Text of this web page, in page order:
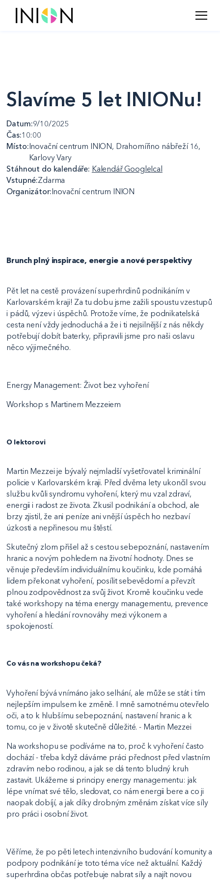
Slavíme 5 let INIONu!
Datum:9/10/2025
Čas:10:00
Místo:Inovační centrum INION, Drahomířino nábřeží 16,
Karlovy Vary
Stáhnout do kalendáře: Kalendář GoogleIcal
Vstupné:Zdarma
Organizátor:Inovační centrum INION
Brunch plný inspirace, energie a nové perspektivy
Pět let na cestě provázení superhrdinů podnikáním v
Karlovarském kraji! Za tu dobu jsme zažili spoustu vzestupů
i pádů, výzev i úspěchů. Protože víme, že podnikatelská
cesta není vždy jednoduchá a že i ti nejsilnější z nás někdy
potřebují dobít baterky, připravili jsme pro naši oslavu
něco výjimečného.
Energy Management: Život bez vyhoření
Workshop s Martinem Mezzeiem
O lektorovi
Martin Mezzei je bývalý nejmladší vyšetřovatel kriminální
policie v Karlovarském kraji. Před dvěma lety ukončil svou
službu kvůli syndromu vyhoření, který mu vzal zdraví,
energii i radost ze života. Zkusil podnikání a obchod, ale
brzy zjistil, že ani peníze ani vnější úspěch ho nezbaví
úzkosti a nepřinesou mu štěstí.
Skutečný zlom přišel až s cestou sebepoznání, nastavením
hranic a novým pohledem na životní hodnoty. Dnes se
věnuje především individuálnímu koučinku, kde pomáhá
lidem překonat vyhoření, posílit sebevědomí a převzít
plnou zodpovědnost za svůj život. Kromě koučinku vede
také workshopy na téma energy managementu, prevence
vyhoření a hledání rovnováhy mezi výkonem a
spokojeností.
Co vás na workshopu čeká?
Vyhoření bývá vnímáno jako selhání, ale může se stát i tím
nejlepším impulsem ke změně. I mně samotnému otevřelo
oči, a to k hlubšímu sebepoznání, nastavení hranic a k
tomu, co je v životě skutečně důležité. - Martin Mezzei
Na workshopu se podíváme na to, proč k vyhoření často
dochází - třeba když dáváme práci přednost před vlastním
zdravím nebo rodinou, a jak se dá tento bludný kruh
zastavit. Ukážeme si principy energy managementu: jak
lépe vnímat své tělo, sledovat, co nám energii bere a co ji
naopak dobíjí, a jak díky drobným změnám získat více síly
pro práci i osobní život.
Věříme, že po pěti letech intenzivního budování komunity a
podpory podnikání je toto téma více než aktuální. Každý
superhrdina občas potřebuje nabrat síly a najít novou